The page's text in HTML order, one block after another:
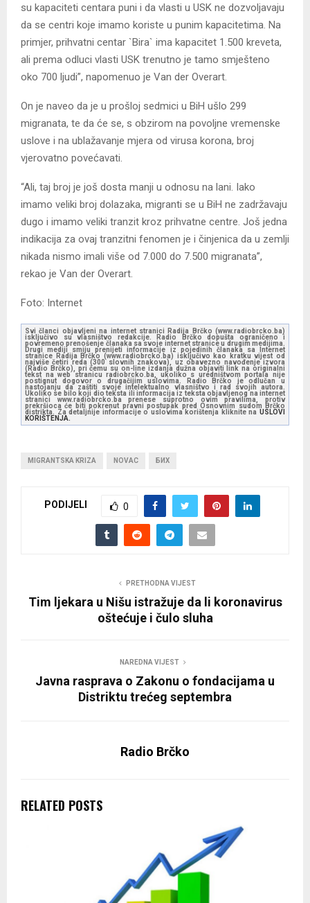
su kapaciteti centara puni i da vlasti u USK ne dozvoljavaju
da se centri koje imamo koriste u punim kapacitetima. Na
primjer, prihvatni centar `Bira` ima kapacitet 1.500 kreveta,
ali prema odluci vlasti USK trenutno je tamo smješteno
oko 700 ljudi”, napomenuo je Van der Overart.
On je naveo da je u prošloj sedmici u BiH ušlo 299
migranata, te da će se, s obzirom na povoljne vremenske
uslove i na ublažavanje mjera od virusa korona, broj
vjerovatno povećavati.
“Ali, taj broj je još dosta manji u odnosu na lani. Iako
imamo veliki broj dolazaka, migranti se u BiH ne zadržavaju
dugo i imamo veliki tranzit kroz prihvatne centre. Još jedna
indikacija za ovaj tranzitni fenomen je i činjenica da u zemlji
nikada nismo imali više od 7.000 do 7.500 migranata”,
rekao je Van der Overart.
Foto: Internet
Svi članci objavljeni na internet stranici Radija Brčko (www.radiobrcko.ba)
isključivo su vlasništvo redakcije. Radio Brčko dopušta ograničeno i
povremeno prenošenje članaka sa svoje internet stranice u drugim medijima.
Drugi mediji smiju prenijeti informacije iz pojedinih članaka sa Internet
stranice Radija Brčko (www.radiobrcko.ba) isključivo kao kratku vijest od
najviše četiri reda (300 slovnih znakova), uz obavezno navođenje izvora
(Radio Brčko), pri čemu su on-line izdanja dužna objaviti link na originalni
tekst na web stranicu radiobrcko.ba, ukoliko s uredništvom portala nije
postignut dogovor o drugačijim uslovima. Radio Brčko je odlučan u
nastojanju da zaštiti svoje intelektualno vlasništvo i rad svojih autora.
Ukoliko se bilo koji dio teksta ili informacija iz teksta objavljenog na internet
stranici www.radiobrcko.ba prenese suprotno ovim pravilima, protiv
prekršioca će biti pokrenut pravni postupak pred Osnovnim sudom Brčko
distrikta. Za detaljnije informacije o uslovima korištenja kliknite na USLOVI
KORIŠTENJA.
MIGRANTSKA KRIZA NOVAC БИХ
PODIJELI 0
PRETHODNA VIJEST
Tim ljekara u Nišu istražuje da li koronavirus
oštećuje i čulo sluha
NAREDNA VIJEST
Javna rasprava o Zakonu o fondacijama u
Distriktu trećeg septembra
Radio Brčko
RELATED POSTS